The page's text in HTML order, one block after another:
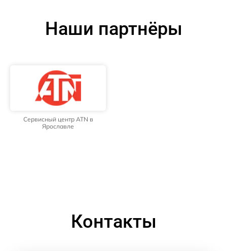
Наши партнёры
Сервисный центр ATN в
Ярославле
Контакты